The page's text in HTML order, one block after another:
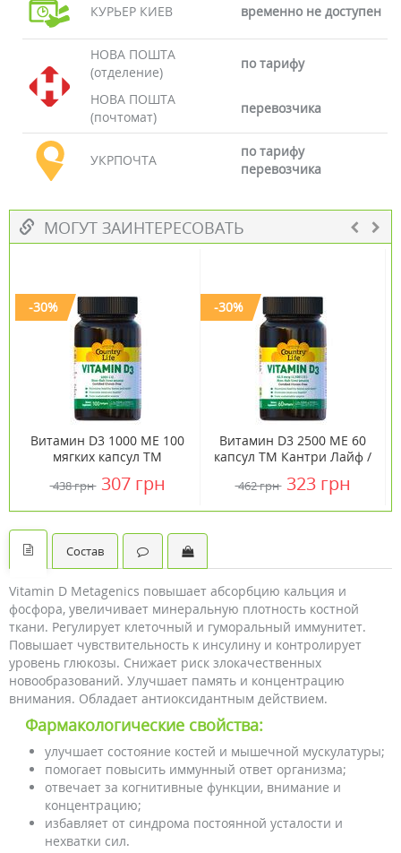
КУРЬЕР КИЕВ временно не доступен
НОВА ПОШТА
(отделение)
по тарифу
НОВА ПОШТА
(почтомат)
перевозчика
УКРПОЧТА
по тарифу
перевозчика
МОГУТ ЗАИНТЕРЕСОВАТЬ
-30%
Витамин D3 1000 МЕ 100
мягких капсул ТМ
Life
438 грн 307 грн
-30%
Витамин D3 2500 МЕ 60
капсул ТМ Кантри Лайф /
462 грн 323 грн
Состав
Vitamin D Metagenics повышает абсорбцию кальция и
фосфора, увеличивает минеральную плотность костной
ткани. Регулирует клеточный и гуморальный иммунитет.
Повышает чувствительность к инсулину и контролирует
уровень глюкозы. Снижает риск злокачественных
новообразований. Улучшает память и концентрацию
внимания. Обладает антиоксидантным действием.
Фармакологические свойства:
улучшает состояние костей и мышечной мускулатуры;
помогает повысить иммунный ответ организма;
отвечает за когнитивные функции, внимание и
концентрацию;
избавляет от синдрома постоянной усталости и
нехватки сил.